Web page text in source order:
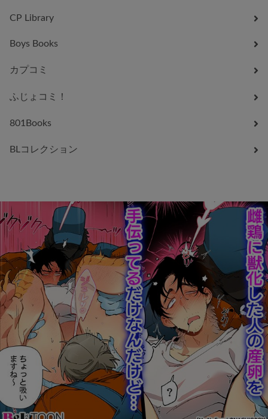
CP Library
Boys Books
カプコミ
ふじょコミ！
801Books
BLコレクション